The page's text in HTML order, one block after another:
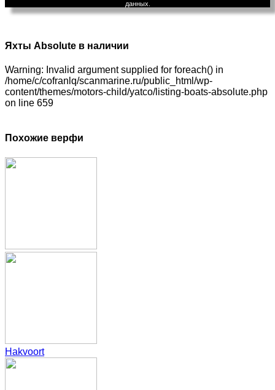
данных.
Яхты Absolute в наличии
Warning: Invalid argument supplied for foreach() in
/home/c/cofranlq/scanmarine.ru/public_html/wp-
content/themes/motors-child/yatco/listing-boats-absolute.php
on line 659
Похожие верфи
Hakvoort